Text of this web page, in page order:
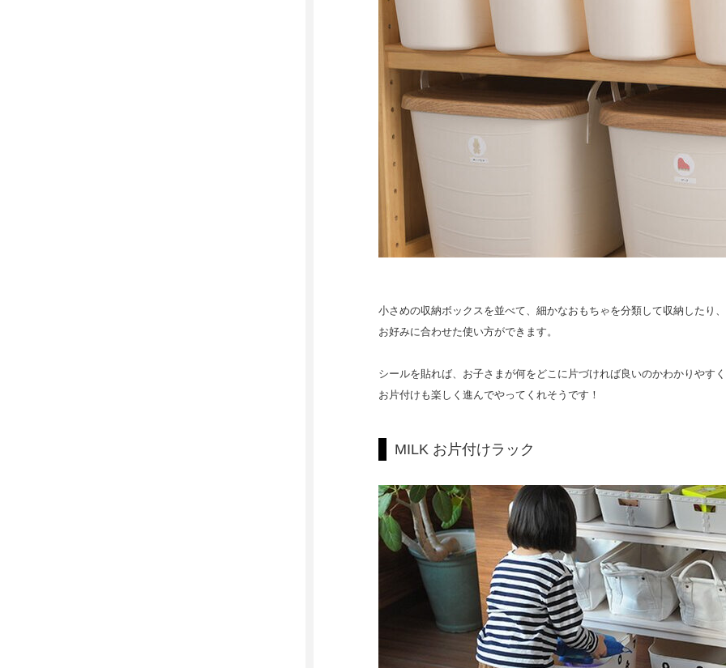
小さめの収納ボックスを並べて、細かなおもちゃを分類して収納したり、
お好みに合わせた使い方ができます。
シールを貼れば、お子さまが何をどこに片づければ良いのかわかりやす
お片付けも楽しく進んでやってくれそうです！
MILK お片付けラック